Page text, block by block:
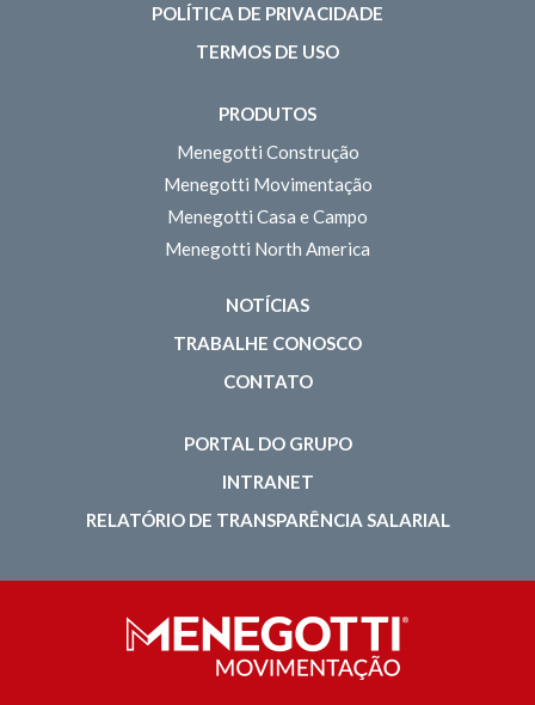
POLÍTICA DE PRIVACIDADE
TERMOS DE USO
PRODUTOS
Menegotti Construção
Menegotti Movimentação
Menegotti Casa e Campo
Menegotti North America
NOTÍCIAS
TRABALHE CONOSCO
CONTATO
PORTAL DO GRUPO
INTRANET
RELATÓRIO DE TRANSPARÊNCIA SALARIAL